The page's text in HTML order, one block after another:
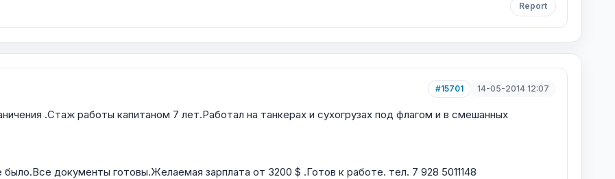
Report
#15701 14-05-2014 12:07
.Стаж работы капитаном 7 лет.Работал на танкерах и сухогрузах под флагом и в смешанных
документы готовы.Желаемая зарплата от 3200 $ .Готов к работе. тел. 7 928 5011148